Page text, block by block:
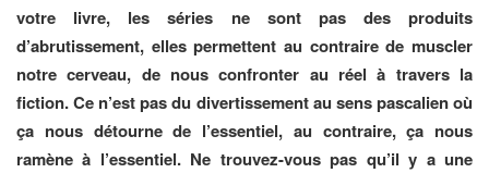
votre livre, les séries ne sont pas des produits
d’abrutissement, elles permettent au contraire de muscler
notre cerveau, de nous confronter au réel à travers la
fiction. Ce n’est pas du divertissement au sens pascalien où
ça nous détourne de l’essentiel, au contraire, ça nous
ramène à l’essentiel. Ne trouvez-vous pas qu’il y a une